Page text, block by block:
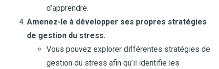
d’apprendre.
Amenez-le à développer ses propres stratégies
de gestion du stress.
Vous pouvez explorer différentes stratégies de
gestion du stress afin qu’il identifie les